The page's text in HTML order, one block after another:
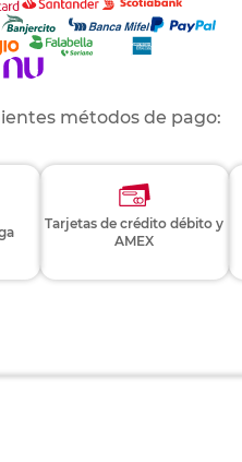
métodos de pago:
Tarjetas de crédito débito y
AMEX